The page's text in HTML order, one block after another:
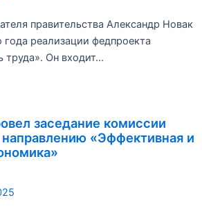
правительства Александр Новак
года реализации федпроекта
труда». Он входит…
заседание комиссии
«Эффективная и